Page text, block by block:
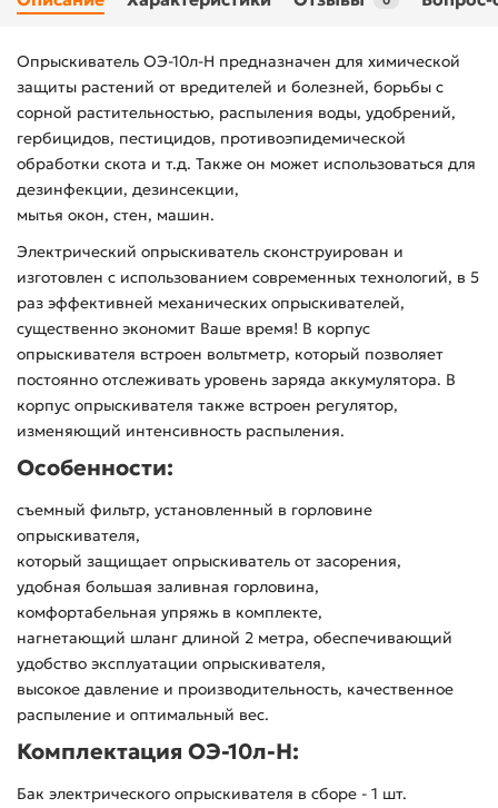
Опрыскиватель ОЭ-10л-Н предназначен для химической
защиты растений от вредителей и болезней, борьбы с
сорной растительностью, распыления воды, удобрений,
гербицидов, пестицидов, противоэпидемической
обработки скота и т.д. Также он может использоваться для
дезинфекции, дезинсекции,
мытья окон, стен, машин.
Электрический опрыскиватель сконструирован и
изготовлен с использованием современных технологий, в 5
раз эффективней механических опрыскивателей,
существенно экономит Ваше время! В корпус
опрыскивателя встроен вольтметр, который позволяет
постоянно отслеживать уровень заряда аккумулятора. В
корпус опрыскивателя также встроен регулятор,
изменяющий интенсивность распыления.
Особенности:
съемный фильтр, установленный в горловине
опрыскивателя,
который защищает опрыскиватель от засорения,
удобная большая заливная горловина,
комфортабельная упряжь в комплекте,
нагнетающий шланг длиной 2 метра, обеспечивающий
удобство эксплуатации опрыскивателя,
высокое давление и производительность, качественное
распыление и оптимальный вес.
Комплектация ОЭ-10л-Н:
Бак электрического опрыскивателя в сборе - 1 шт.